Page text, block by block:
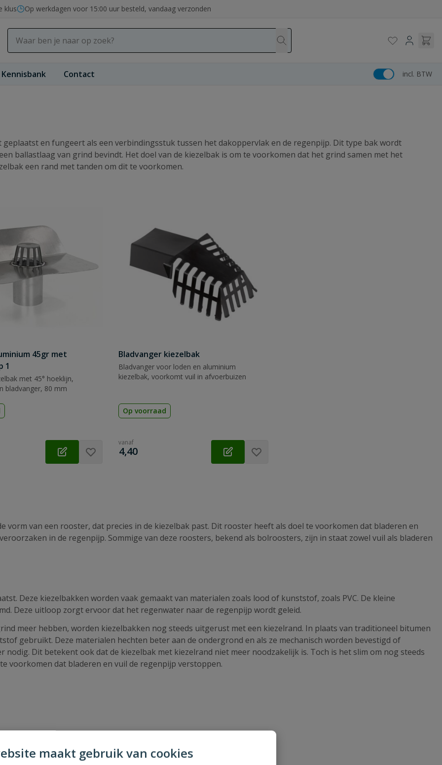
maakt gebruik van cookies
klus Op werkdagen voor 15:00 uur besteld, vandaag verzonden
Kennisbank Contact incl. BTW
en fungeert als een verbindingsstuk tussen het dakoppervlak en de regenpijp. Dit type bak wordt
ballastlaag van grind bevindt. Het doel van de kiezelbak is om te voorkomen dat het grind samen met het
een rand met tanden om dit te voorkomen.
45gr met
1
met 45° hoeklijn,
bladvanger, 80 mm
Bladvanger kiezelbak
Bladvanger voor loden en aluminium
kiezelbak, voorkomt vuil in afvoerbuizen
Op voorraad
vanaf
€
4,40
vorm van een rooster, dat precies in de kiezelbak past. Dit rooster heeft als doel te voorkomen dat bladeren en
in de regenpijp. Sommige van deze roosters, bekend als bolroosters, zijn in staat zowel vuil als bladeren
Deze kiezelbakken worden vaak gemaakt van materialen zoals lood of kunststof, zoals PVC. De kleine
Deze uitloop zorgt ervoor dat het regenwater naar de regenpijp wordt geleid.
meer hebben, worden kiezelbakken nog steeds uitgerust met een kiezelrand. In plaats van traditioneel bitumen
gebruikt. Deze materialen hechten beter aan de ondergrond en als ze mechanisch worden bevestigd of
Dit betekent ook dat de kiezelbak met kiezelrand niet meer noodzakelijk is. Toch is het slim om nog steeds
voorkomen dat bladeren en vuil de regenpijp verstoppen.